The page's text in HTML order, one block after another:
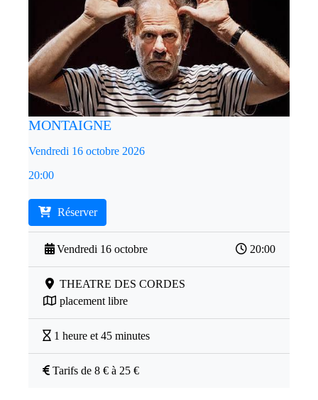
MONTAIGNE
Vendredi 16 octobre 2026
20:00
Réserver
Vendredi 16 octobre 20:00
THEATRE DES CORDES
placement libre
1 heure et 45 minutes
Tarifs de 8 € à 25 €